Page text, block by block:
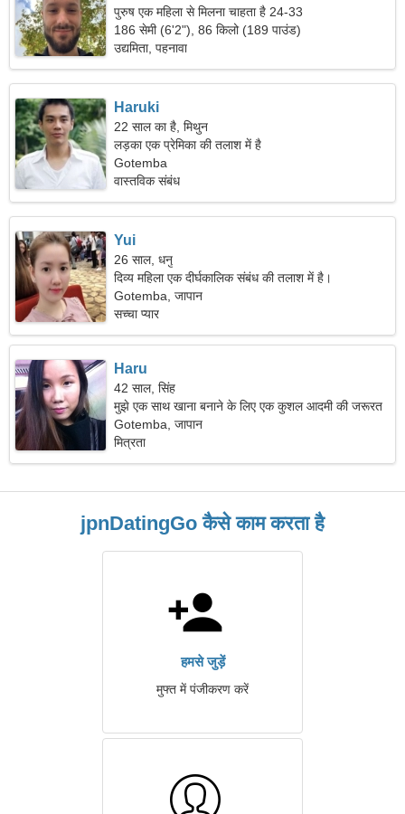
पुरुष एक महिला से मिलना चाहता है 24-33
186 सेमी (6'2"), 86 किलो (189 पाउंड)
उद्यमिता, पहनावा
Haruki
22 साल का है, मिथुन
लड़का एक प्रेमिका की तलाश में है
Gotemba
वास्तविक संबंध
Yui
26 साल, धनु
दिव्य महिला एक दीर्घकालिक संबंध की तलाश में है।
Gotemba, जापान
सच्चा प्यार
Haru
42 साल, सिंह
मुझे एक साथ खाना बनाने के लिए एक कुशल आदमी की जरूरत
है।
Gotemba, जापान
मित्रता
jpnDatingGo कैसे काम करता है
हमसे जुड़ें
मुफ्त में पंजीकरण करें